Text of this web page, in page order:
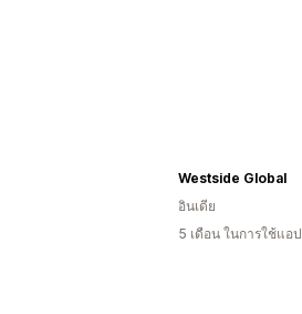
Westside Global
อินเดีย
5 เดือน ในการใช้แอป